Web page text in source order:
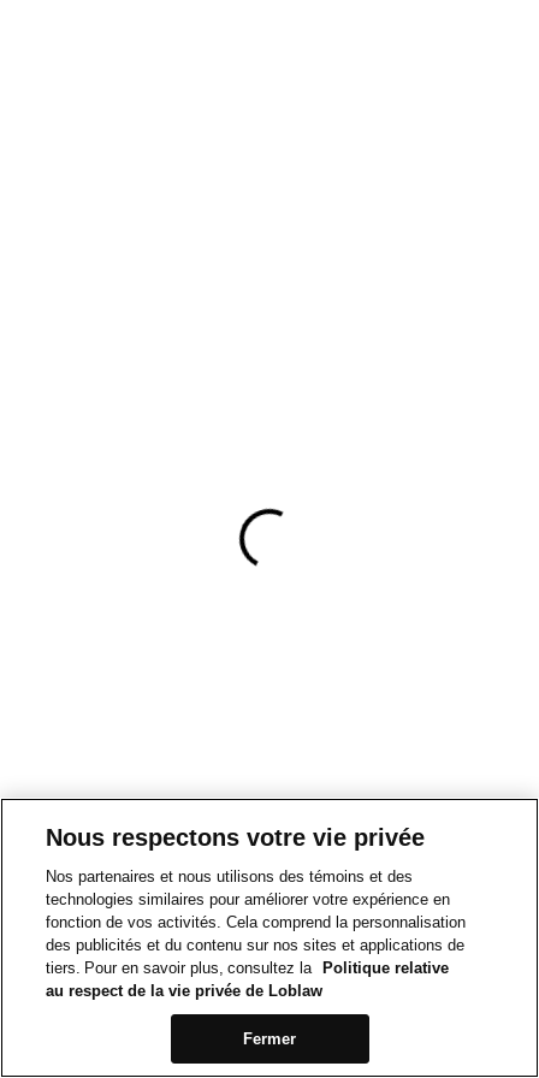
Nous respectons votre vie privée
Nos partenaires et nous utilisons des témoins et des
technologies similaires pour améliorer votre expérience en
fonction de vos activités. Cela comprend la personnalisation
des publicités et du contenu sur nos sites et applications de
tiers. Pour en savoir plus, consultez la
Politique relative
au respect de la vie privée de Loblaw
Fermer